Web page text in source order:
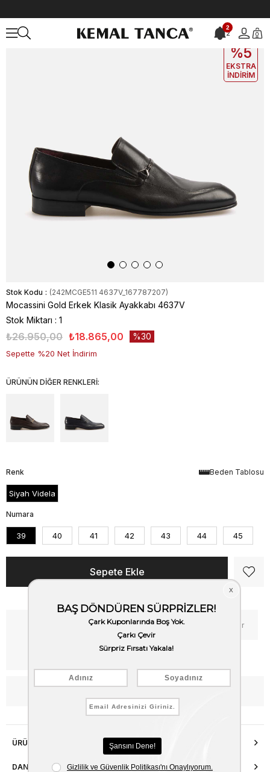
2
2 0
EKLE5
%5
EKSTRA
İNDİRİM
Stok Kodu (242MCGE511 4637V_167787207)
Mocassini Gold Erkek Klasik Ayakkabı 4637V
Stok Miktarı : 1
₺26.950,00 ₺18.865,00 30
Sepette %20 Net İndirim
ÜRÜNÜN DİĞER RENKLERİ:
Beden Tablosu
Renk
Siyah Videla
Numara
39 40 41 42 43 44 45
Fiyat Düşünce Haber Ver
ÜRÜN ÖZELLIKLERI
DANIŞMA HATTI